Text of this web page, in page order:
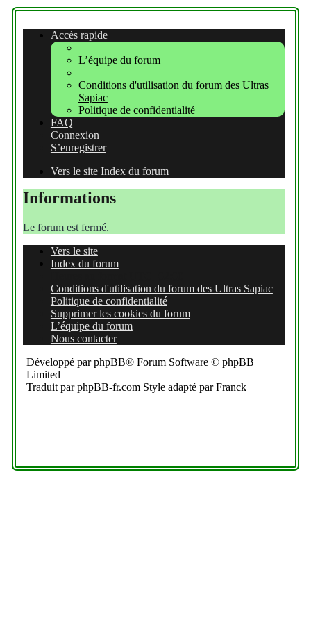
Accès rapide
L’équipe du forum
Conditions d'utilisation du forum des Ultras
Sapiac
Politique de confidentialité
FAQ
Connexion
S’enregistrer
Vers le site Index du forum
Informations
Le forum est fermé.
Vers le site
Index du forum
Conditions d'utilisation du forum des Ultras Sapiac
Politique de confidentialité
Supprimer les cookies du forum
L’équipe du forum
Nous contacter
Développé parphpBB® Forum Software © phpBB
Limited
Traduit parphpBB-fr.comStyle adapté parFranck